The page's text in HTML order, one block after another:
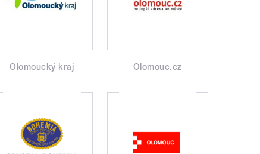
Olomoucký kraj Olomouc.cz